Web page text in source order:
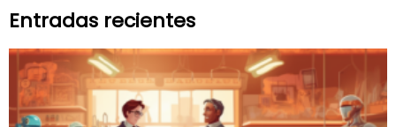
Entradas recientes